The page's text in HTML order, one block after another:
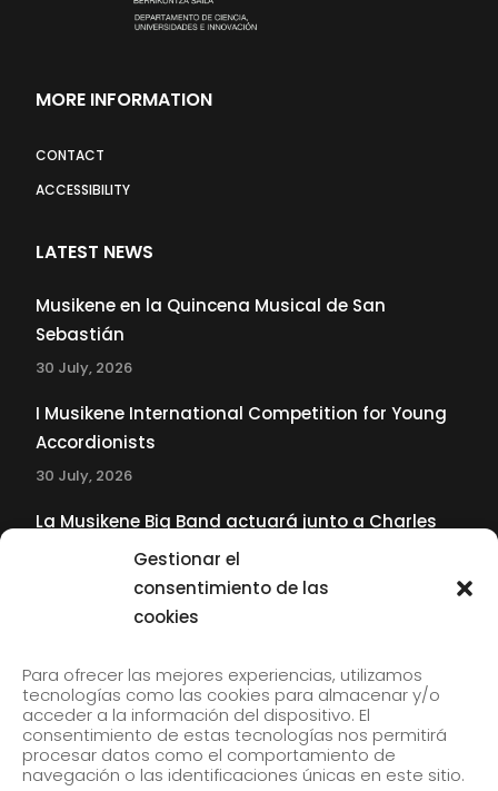
Gestionar el
consentimiento de las
cookies
Para ofrecer las mejores experiencias, utilizamos
tecnologías como las cookies para almacenar y/o
acceder a la información del dispositivo. El
consentimiento de estas tecnologías nos permitirá
procesar datos como el comportamiento de
navegación o las identificaciones únicas en este sitio.
MORE INFORMATION
CONTACT
ACCESSIBILITY
LATEST NEWS
Musikene en la Quincena Musical de San
Sebastián
30 July, 2026
I Musikene International Competition for Young
Accordionists
30 July, 2026
La Musikene Big Band actuará junto a Charles
Tolliver en el 61 Jazzaldia
Subscribe to our newsletter to receive our news by
email.